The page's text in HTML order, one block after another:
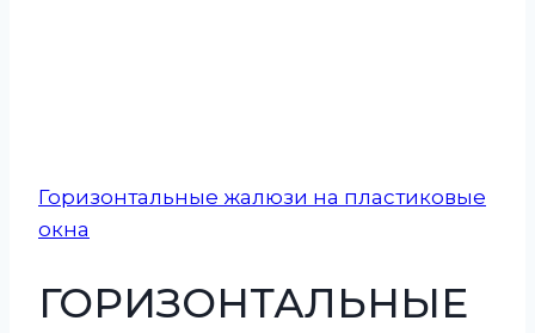
Горизонтальные жалюзи на пластиковые
окна
ГОРИЗОНТАЛЬНЫЕ